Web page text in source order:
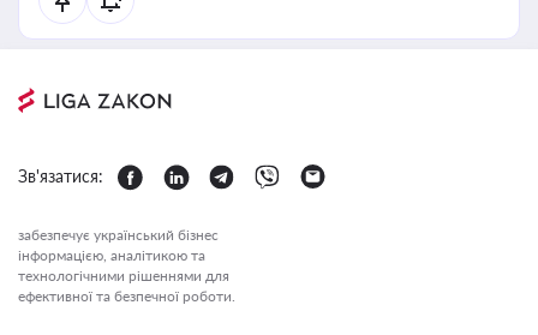
Зв'язатися:
забезпечує український бізнес
інформацією, аналітикою та
технологічними рішеннями для
ефективної та безпечної роботи.